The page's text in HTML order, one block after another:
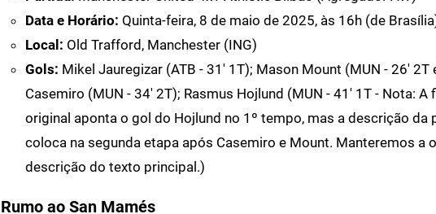
Data e Horário: Quinta-feira, 8 de maio de 2025, às 16h (de
Local: Old Trafford, Manchester (ING)
Gols: Mikel Jauregizar (ATB - 31' 1T); Mason Mount (MUN - 26' 2T
Casemiro (MUN - 34' 2T); Rasmus Hojlund (MUN - 41' 1T - Nota: A
original aponta o gol do Hojlund no 1º tempo, mas a descrição da
coloca na segunda etapa após Casemiro e Mount. Manteremos a
descrição do texto principal.)
Rumo ao San Mamés